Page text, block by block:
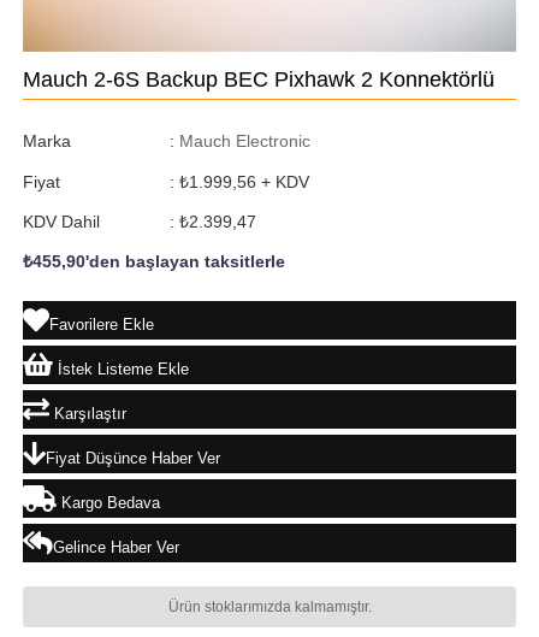
Mauch 2-6S Backup BEC Pixhawk 2 Konnektörlü
Marka : Mauch Electronic
Fiyat : ₺1.999,56 + KDV
KDV Dahil : ₺2.399,47
₺455,90'den başlayan taksitlerle
Favorilere Ekle
İstek Listeme Ekle
Karşılaştır
Fiyat Düşünce Haber Ver
Kargo Bedava
Gelince Haber Ver
Ürün stoklarımızda kalmamıştır.